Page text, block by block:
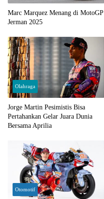
Marc Marquez Menang di MotoGP
Jerman 2025
Olahraga
Jorge Martin Pesimistis Bisa
Pertahankan Gelar Juara Dunia
Bersama Aprilia
Otomotif